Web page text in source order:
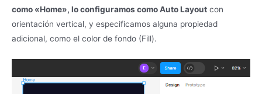
como «Home», lo configuramos como Auto Layout con
orientación vertical, y especificamos alguna propiedad
adicional, como el color de fondo (Fill).